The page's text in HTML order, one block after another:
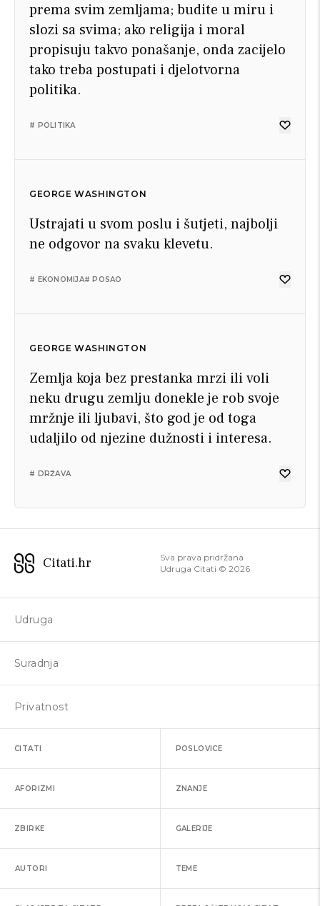
prema svim zemljama; budite u miru i
slozi sa svima; ako religija i moral
propisuju takvo ponašanje, onda zacijelo
tako treba postupati i djelotvorna
politika.
# POLITIKA
GEORGE WASHINGTON
Ustrajati u svom poslu i šutjeti, najbolji
ne odgovor na svaku klevetu.
# EKONOMIJA# POSAO
GEORGE WASHINGTON
Zemlja koja bez prestanka mrzi ili voli
neku drugu zemlju donekle je rob svoje
mržnje ili ljubavi, što god je od toga
udaljilo od njezine dužnosti i interesa.
# DRŽAVA
Citati.hr
Sva prava pridržana
Udruga Citati © 2026
Udruga
Suradnja
Privatnost
CITATI POSLOVICE
AFORIZMI ZNANJE
ZBIRKE GALERIJE
AUTORI TEME